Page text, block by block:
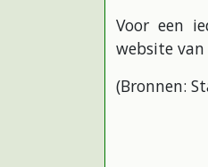
Voor een
website
(Bronnen: